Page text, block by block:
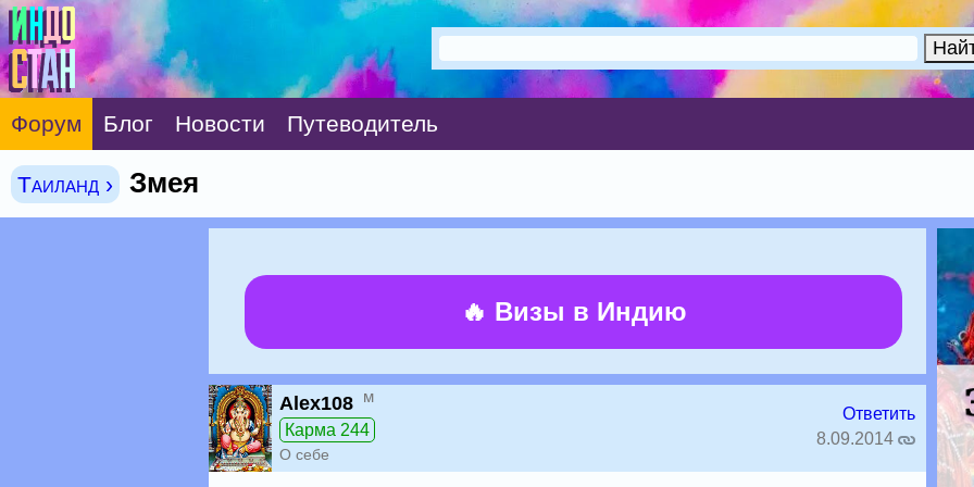
Форум Блог Новости Путеводитель
Таиланд › Змея
🔥 Визы в Индию
Alex108 м
Карма 244
О себе
Ответить
8.09.2014